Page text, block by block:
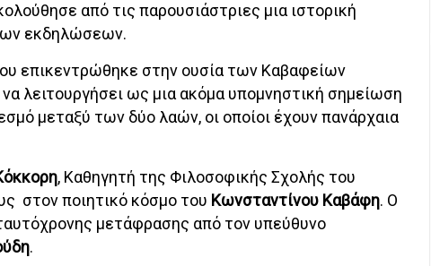
από τις παρουσιάστριες μια ιστορική
εκδηλώσεων.
επικεντρώθηκε στην ουσία των Καβαφείων
λειτουργήσει ως μια ακόμα υπομνηστική σημείωση
μεταξύ των δύο λαών, οι οποίοι έχουν πανάρχαια
, Καθηγητή της Φιλοσοφικής Σχολής του
στον ποιητικό κόσμο του Κωνσταντίνου Καβάφη. Ο
μετάφρασης από τον υπεύθυνο
.